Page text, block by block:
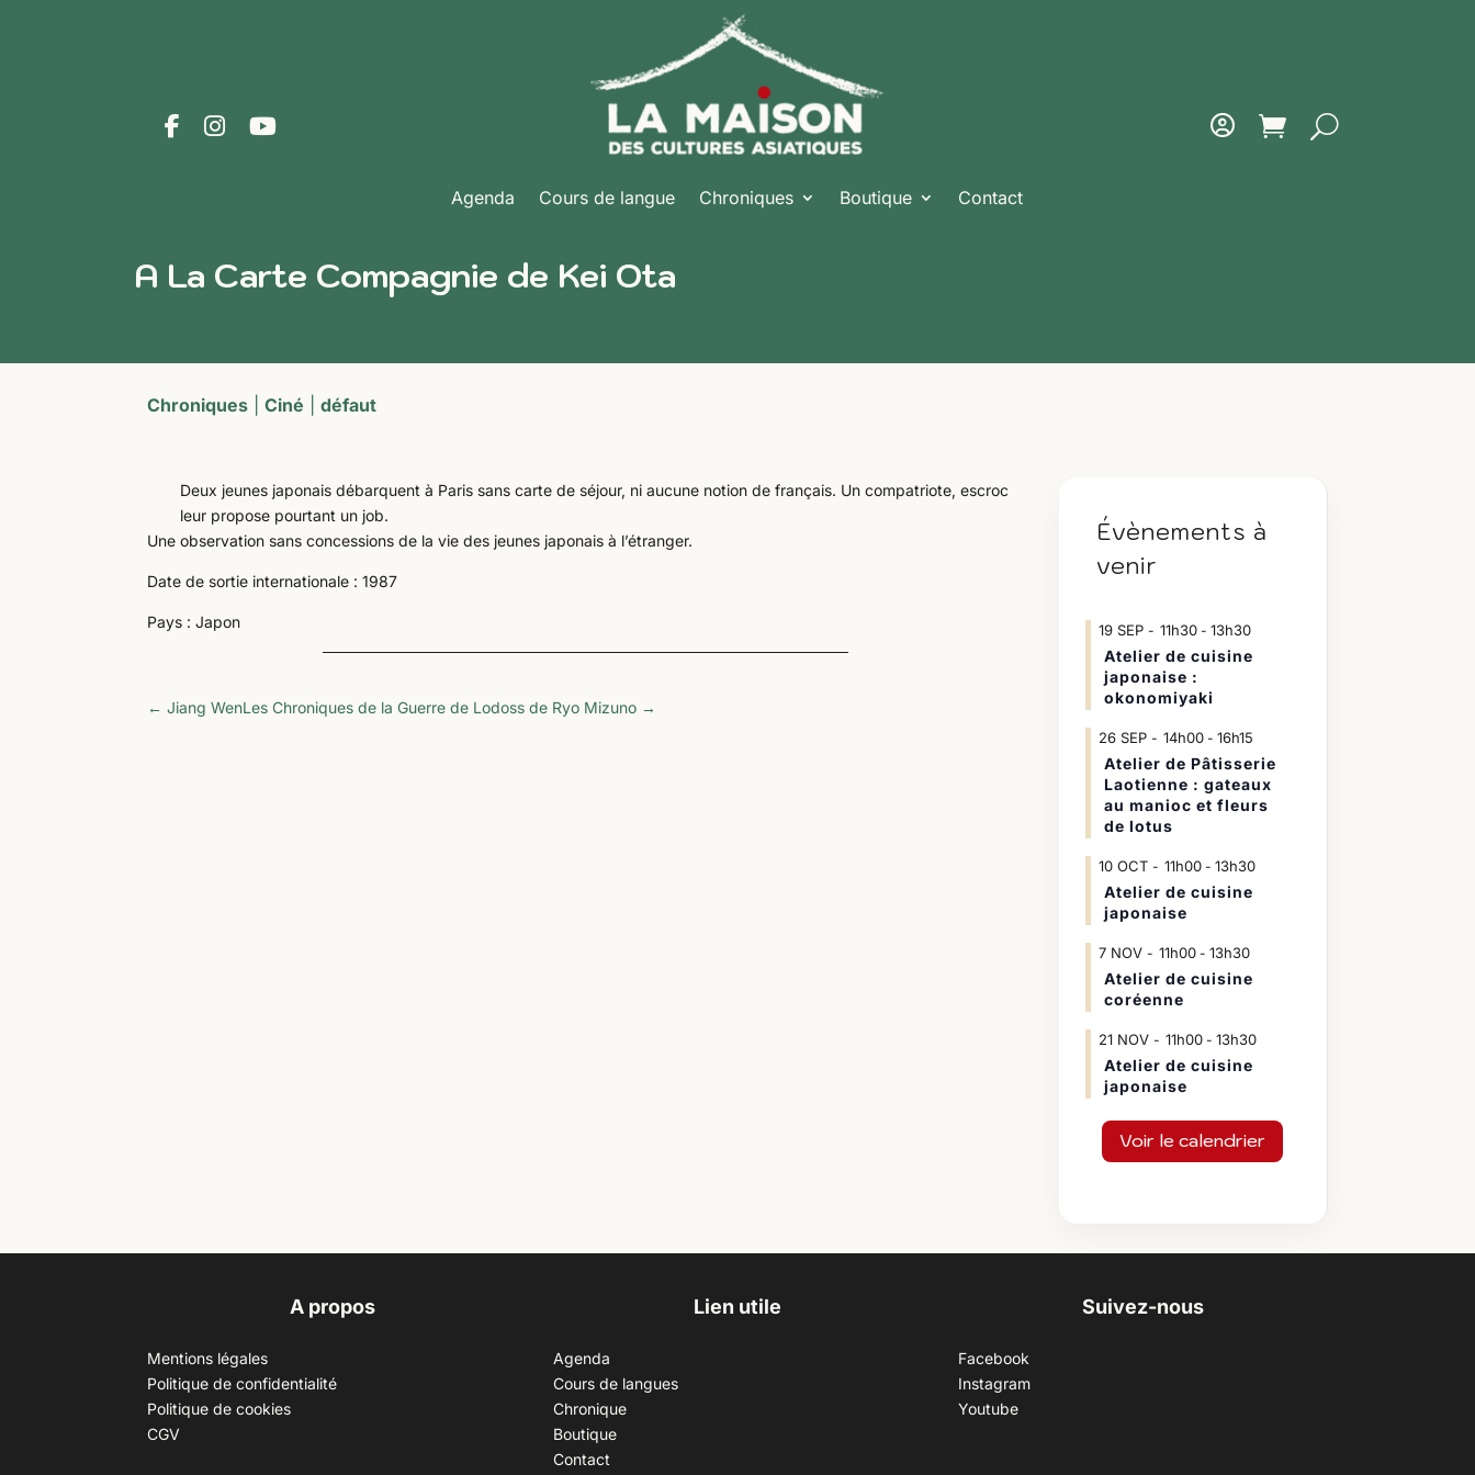
Agenda Cours de langue Chroniques Boutique Contact
A La Carte Compagnie de Kei Ota
Chroniques |Ciné |défaut
Deux jeunes japonais débarquent à Paris sans carte de séjour, ni aucune notion de français. Un compatriote, escroc
leur propose pourtant un job.
Une observation sans concessions de la vie des jeunes japonais à l’étranger.
Date de sortie internationale : 1987
Pays : Japon
←Jiang WenLes Chroniques de la Guerre de Lodoss de Ryo Mizuno →
Évènements à
venir
19 SEP 11h30- 13h30
Atelier de cuisine
japonaise :
okonomiyaki
26 SEP 14h00- 16h15
Atelier de Pâtisserie
Laotienne : gateaux
au manioc et fleurs
de lotus
10 OCT 11h00- 13h30
Atelier de cuisine
japonaise
7 NOV 11h00- 13h30
Atelier de cuisine
coréenne
21 NOV 11h00- 13h30
Atelier de cuisine
japonaise
Voir le calendrier
A propos
Mentions légales
Politique de confidentialité
Politique de cookies
CGV
Lien utile
Agenda
Cours de langues
Chronique
Boutique
Contact
Suivez-nous
Facebook
Instagram
Youtube